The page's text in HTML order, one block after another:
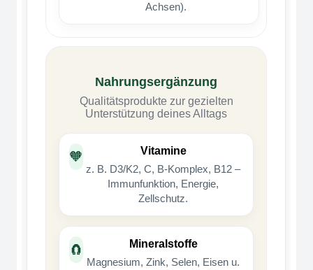
Achsen).
Nahrungsergänzung
Qualitätsprodukte zur gezielten
Unterstützung deines Alltags
🧡
Vitamine
z. B. D3/K2, C, B-Komplex, B12 –
Immunfunktion, Energie,
Zellschutz.
🧲
Mineralstoffe
Magnesium, Zink, Selen, Eisen u.